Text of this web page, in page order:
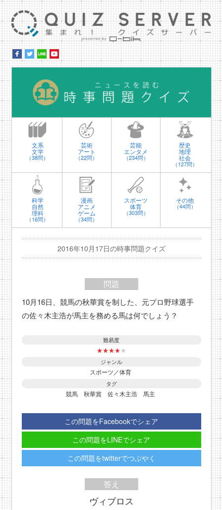
文系
文学
（38問）
芸術
アート
（22問）
芸能
エンタメ
（234問）
歴史
地理
社会
（127問）
科学
自然
理科
（16問）
漫画
アニメ
ゲーム
（34問）
スポーツ
体育
（303問）
その他
（44問）
2016年10月17日の時事問題クイズ
問題
10月16日、競馬の秋華賞を制した、元プロ野球選手
の佐々木主浩が馬主を務める馬は何でしょう？
難易度
★★★★★
ジャンル
スポーツ／体育
タグ
競馬 秋華賞 佐々木主浩 馬主
この問題をFacebookでシェア
この問題をLINEでシェア
この問題をtwitterでつぶやく
答え
ヴィブロス